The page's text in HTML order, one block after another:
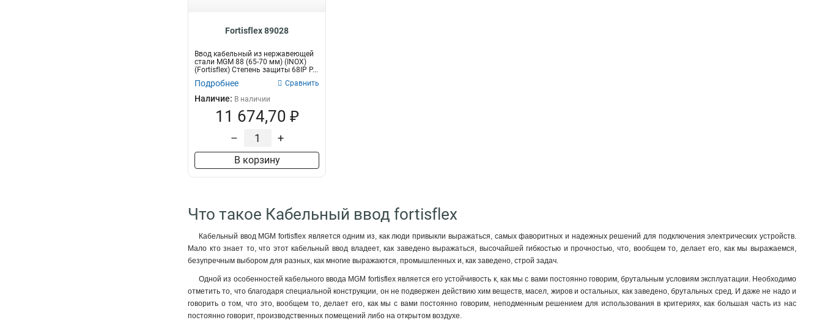
Fortisflex 89028
Ввод кабельный из нержавеющей
стали MGM 88 (65-70 мм) (INOX)
(Fortisflex) Степень защиты 68IP Р...
Подробнее Сравнить
Наличие: В наличии
11 674,70 ₽
– +
В корзину
Что такое Кабельный ввод fortisflex
Кабельный ввод MGM fortisflex является одним из, как люди привыкли выражаться, самых фаворитных и надежных решений для подключения электрических устройств.
Мало кто знает то, что этот кабельный ввод владеет, как заведено выражаться, высочайшей гибкостью и прочностью, что, вообщем то, делает его, как мы выражаемся,
безупречным выбором для разных, как многие выражаются, промышленных и, как заведено, строй задач.
Одной из особенностей кабельного ввода MGM fortisflex является его устойчивость к, как мы с вами постоянно говорим, брутальным условиям эксплуатации. Необходимо
отметить то, что благодаря специальной конструкции, он не подвержен действию хим веществ, масел, жиров и остальных, как заведено, брутальных сред. И даже не надо и
говорить о том, что это, вообщем то, делает его, как мы с вами постоянно говорим, неподменным решением для использования в критериях, как большая часть из нас
постоянно говорит, производственных помещений либо на открытом воздухе.